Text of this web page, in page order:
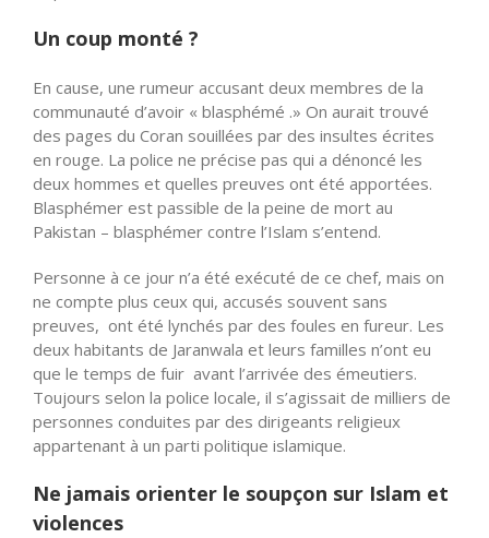
Un coup monté ?
En cause, une rumeur accusant deux membres de la
communauté d’avoir « blasphémé .» On aurait trouvé
des pages du Coran souillées par des insultes écrites
en rouge. La police ne précise pas qui a dénoncé les
deux hommes et quelles preuves ont été apportées.
Blasphémer est passible de la peine de mort au
Pakistan – blasphémer contre l’Islam s’entend.
Personne à ce jour n’a été exécuté de ce chef, mais on
ne compte plus ceux qui, accusés souvent sans
preuves, ont été lynchés par des foules en fureur. Les
deux habitants de Jaranwala et leurs familles n’ont eu
que le temps de fuir avant l’arrivée des émeutiers.
Toujours selon la police locale, il s’agissait de milliers de
personnes conduites par des dirigeants religieux
appartenant à un parti politique islamique.
Ne jamais orienter le soupçon sur Islam et
violences